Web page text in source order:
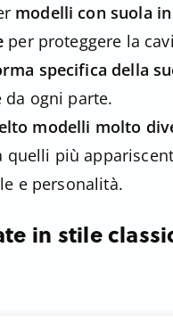
modelli con suola
per proteggere la
specifica della
ogni parte.
modelli molto
quelli più
e personalità.
in stile